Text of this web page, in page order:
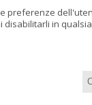
disabilitarli in